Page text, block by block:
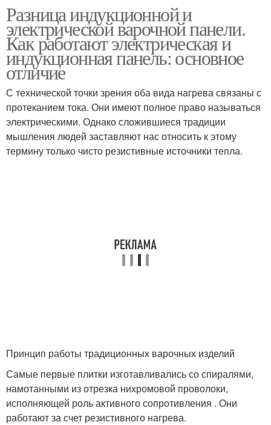
Разница индукционной и
электрической варочной панели.
Как работают электрическая и
индукционная панель: основное
отличие
С технической точки зрения оба вида нагрева связаны с
протеканием тока. Они имеют полное право называться
электрическими. Однако сложившиеся традиции
мышления людей заставляют нас относить к этому
термину только чисто резистивные источники тепла.
Принцип работы традиционных варочных изделий
Самые первые плитки изготавливались со спиралями,
намотанными из отрезка нихромовой проволоки,
исполняющей роль активного сопротивления . Они
работают за счет резистивного нагрева.